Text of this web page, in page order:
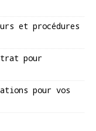
et procédures
pour
pour vos